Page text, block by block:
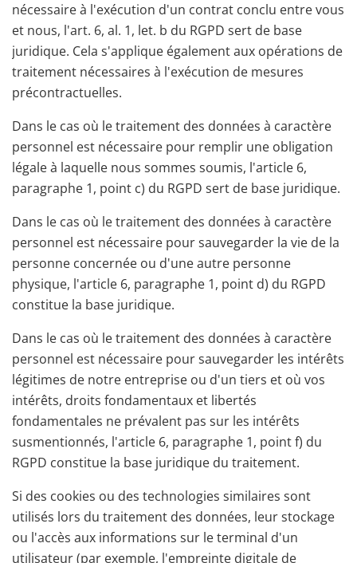
nécessaire à l'exécution d'un contrat conclu entre vous
et nous, l'art. 6, al. 1, let. b du RGPD sert de base
juridique. Cela s'applique également aux opérations de
traitement nécessaires à l'exécution de mesures
précontractuelles.
Dans le cas où le traitement des données à caractère
personnel est nécessaire pour remplir une obligation
légale à laquelle nous sommes soumis, l'article 6,
paragraphe 1, point c) du RGPD sert de base juridique.
Dans le cas où le traitement des données à caractère
personnel est nécessaire pour sauvegarder la vie de la
personne concernée ou d'une autre personne
physique, l'article 6, paragraphe 1, point d) du RGPD
constitue la base juridique.
Dans le cas où le traitement des données à caractère
personnel est nécessaire pour sauvegarder les intérêts
légitimes de notre entreprise ou d'un tiers et où vos
intérêts, droits fondamentaux et libertés
fondamentales ne prévalent pas sur les intérêts
susmentionnés, l'article 6, paragraphe 1, point f) du
RGPD constitue la base juridique du traitement.
Si des cookies ou des technologies similaires sont
utilisés lors du traitement des données, leur stockage
ou l'accès aux informations sur le terminal d'un
utilisateur (par exemple, l'empreinte digitale de